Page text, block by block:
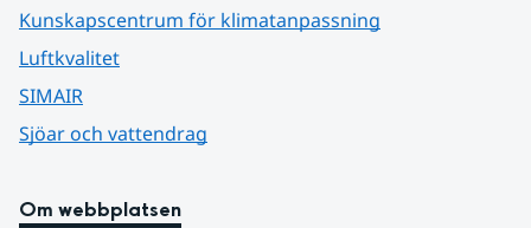
Kunskapscentrum för klimatanpassning
Luftkvalitet
SIMAIR
Sjöar och vattendrag
Om webbplatsen